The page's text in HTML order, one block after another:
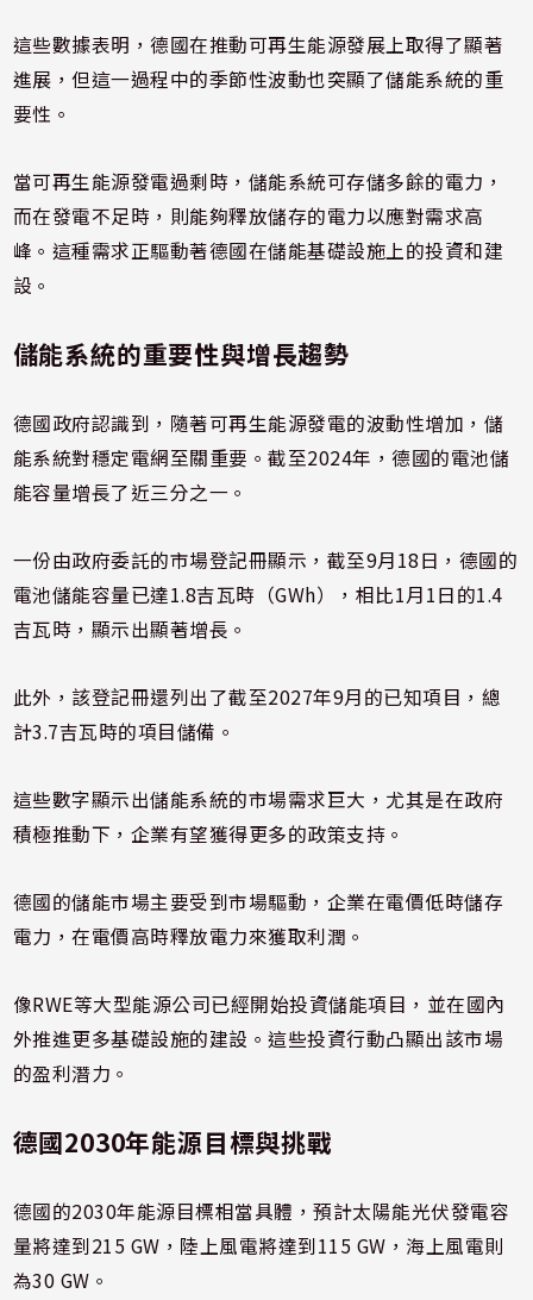
這些數據表明，德國在推動可再生能源發展上取得了顯著
進展，但這一過程中的季節性波動也突顯了儲能系統的重
要性。
當可再生能源發電過剩時，儲能系統可存儲多餘的電力，
而在發電不足時，則能夠釋放儲存的電力以應對需求高
峰。這種需求正驅動著德國在儲能基礎設施上的投資和建
設。
儲能系統的重要性與增長趨勢
德國政府認識到，隨著可再生能源發電的波動性增加，儲
能系統對穩定電網至關重要。截至2024年，德國的電池儲
能容量增長了近三分之一。
一份由政府委託的市場登記冊顯示，截至9月18日，德國的
電池儲能容量已達1.8吉瓦時（GWh），相比1月1日的1.4
吉瓦時，顯示出顯著增長。
此外，該登記冊還列出了截至2027年9月的已知項目，總
計3.7吉瓦時的項目儲備。
這些數字顯示出儲能系統的市場需求巨大，尤其是在政府
積極推動下，企業有望獲得更多的政策支持。
德國的儲能市場主要受到市場驅動，企業在電價低時儲存
電力，在電價高時釋放電力來獲取利潤。
像RWE等大型能源公司已經開始投資儲能項目，並在國內
外推進更多基礎設施的建設。這些投資行動凸顯出該市場
的盈利潛力。
德國2030年能源目標與挑戰
德國的2030年能源目標相當具體，預計太陽能光伏發電容
量將達到215 GW，陸上風電將達到115 GW，海上風電則
為30 GW。